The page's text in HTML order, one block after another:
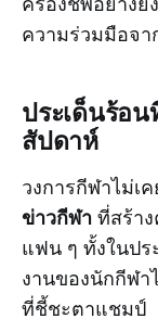
ความร่วมมือจ
ประเด็นร้อ
สัปดาห์
วงการกีฬาไม่
ข่าวกีฬา ที่สร้า
แฟน ๆ ทั้งในปร
งานของนักกีฬ
ที่ชี้ชะตาแชมป์